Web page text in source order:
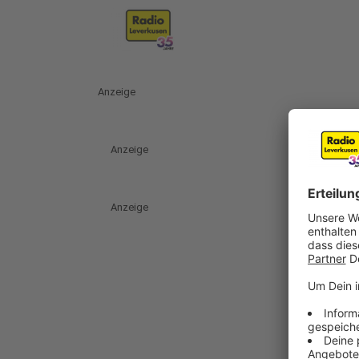
Anzeige
Anzeige
Anzeige